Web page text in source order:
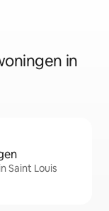
in
Saint Louis